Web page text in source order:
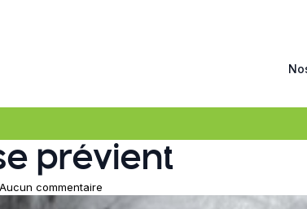
prévient
Aucun commentaire